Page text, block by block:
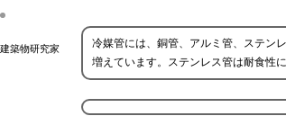
建築物研究家
冷媒管には、銅管、アルミ管、ステン
増えています。ステンレス管は耐食性